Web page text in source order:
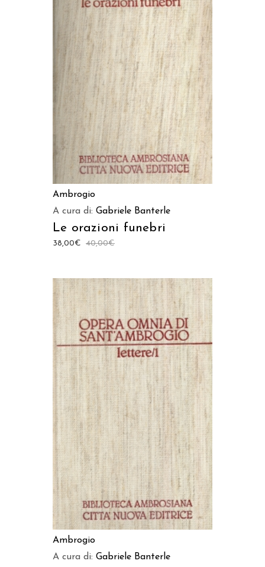
LEGGI TUTTO
Ambrogio
A cura di: Gabriele Banterle
Le orazioni funebri
40,00€
38,00€
AGGIUNGI AL CARRELLO
Ambrogio
A cura di: Gabriele Banterle